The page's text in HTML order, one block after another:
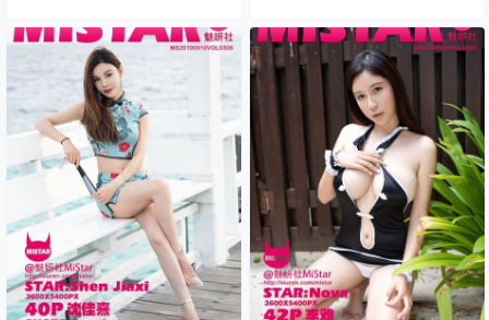
MB的文件大小下载起来贼方便2019
年9月20号那会儿拍的现在看还是那
么带劲由美66那张脸精致得没话说
皮肤白得发光身材曲线凹凸有致每
一张照片都捕捉到她那种独特的性
感魅力从海边比基尼到室内私房照
各种角度切换得流畅自然灯光打得
特别专业把她的锁骨和腰线都烘托
得超级诱人魅妍社的摄影团队一向
懂得怎么把美女…
狸精转世眼神飘忽不定嘴角微微上
扬仿佛在挑逗屏幕前的你整个图集
打包资源包含33张高清大图再加一
张额外惊喜照片文件大小刚好86M
下载速度飞快不会卡顿照片里她换
了好几套造型一件黑色蕾丝内衣紧
贴曲线在复古沙发上慵懒躺着光线
从侧面打过来皮肤白得发光另一张
是在绿意盎然的花园中阳光斑驳洒
落她半蹲着摘花…